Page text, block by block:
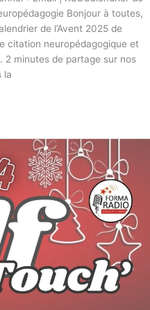
Bonjour à toutes,
de l’Avent 2025 de
citation neuropédagogique et
minutes de partage sur nos
la